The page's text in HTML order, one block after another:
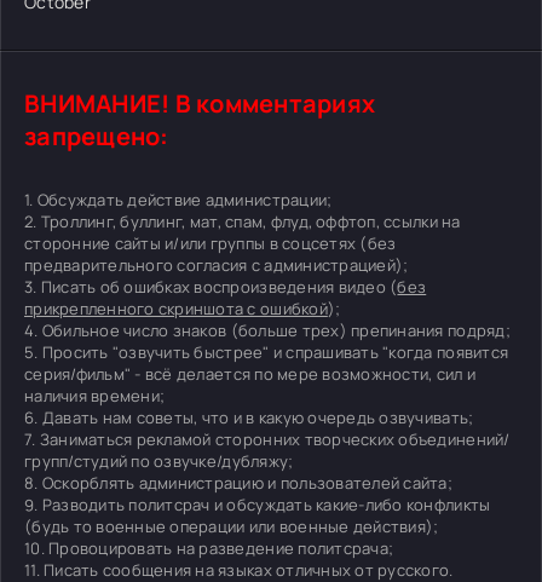
ВНИМАНИЕ! В комментариях
запрещено:
1. Обсуждать действие администрации;
2. Троллинг, буллинг, мат, спам, флуд, оффтоп, ссылки на
сторонние сайты и/или группы в соцсетях (без
предварительного согласия с администрацией);
3. Писать об ошибках воспроизведения видео (без
прикрепленного скриншота с ошибкой);
4. Обильное число знаков (больше трех) препинания подряд;
5. Просить "озвучить быстрее" и спрашивать "когда появится
серия/фильм" - всё делается по мере возможности, сил и
наличия времени;
6. Давать нам советы, что и в какую очередь озвучивать;
7. Заниматься рекламой сторонних творческих объединений/
групп/студий по озвучке/дубляжу;
8. Оскорблять администрацию и пользователей сайта;
9. Разводить политсрач и обсуждать какие-либо конфликты
(будь то военные операции или военные действия);
10. Провоцировать на разведение политсрача;
11. Писать сообщения на языках отличных от русского.